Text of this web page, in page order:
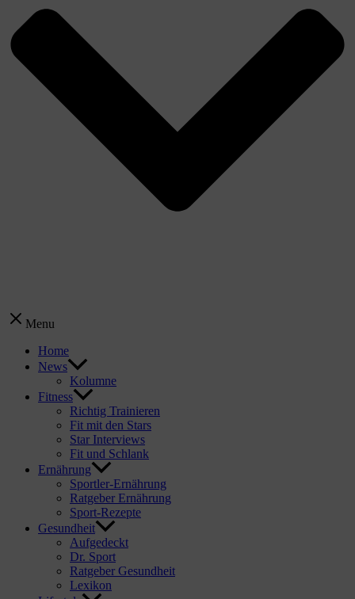
Menu
Home
News
Kolumne
Fitness
Richtig Trainieren
Fit mit den Stars
Star Interviews
Fit und Schlank
Ernährung
Sportler-Ernährung
Ratgeber Ernährung
Sport-Rezepte
Gesundheit
Aufgedeckt
Dr. Sport
Ratgeber Gesundheit
Lexikon